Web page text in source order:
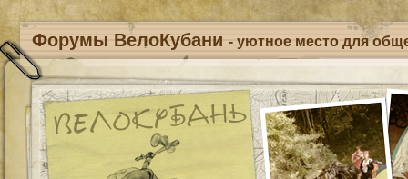
Форумы ВелоКубани - уютное место для